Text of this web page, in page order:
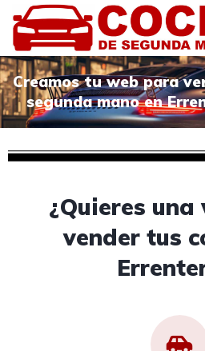
Creamos tu web para
segunda mano en
¿Quieres
vender tus